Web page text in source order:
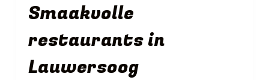
Smaakvolle
restaurants in
Lauwersoog